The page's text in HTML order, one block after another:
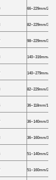
66~229mm/
82~229mm/
98~229mm/
140~316mm/
140~279mm/
82~229mm/
36~118mm/
36~140mm/
36~160mm/
51~140mm/2~5.5
51~160mm/2~6.3